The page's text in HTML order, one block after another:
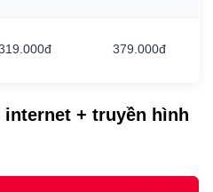
379.000đ
+ truyền hình